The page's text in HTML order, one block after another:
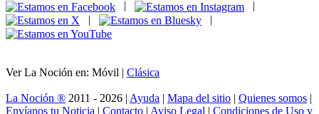
|
|
Ver La Noción en: Móvil | Clásica
La Noción ® 2011 - 2026 | Ayuda | Mapa del sitio | Quienes somos |
Envíanos tu Noticia | Contacto | Aviso Legal | Condiciones de Uso y